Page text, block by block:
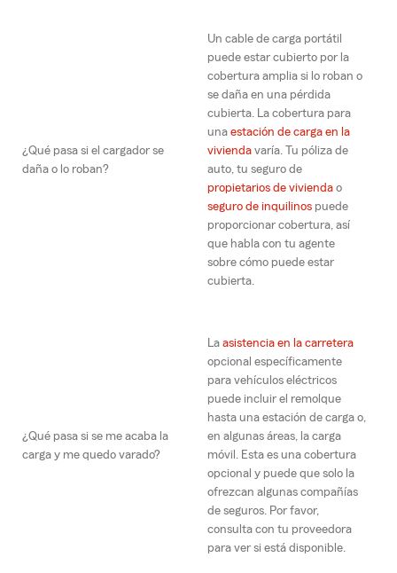
¿Qué pasa si el cargador se
daña o lo roban?
Un cable de carga portátil
puede estar cubierto por la
cobertura amplia si lo roban o
se daña en una pérdida
cubierta. La cobertura para
una estación de carga en la
vivienda varía. Tu póliza de
auto, tu seguro de
propietarios de vivienda o
seguro de inquilinos puede
proporcionar cobertura, así
que habla con tu agente
sobre cómo puede estar
cubierta.
¿Qué pasa si se me acaba la
carga y me quedo varado?
La asistencia en la carretera
opcional específicamente
para vehículos eléctricos
puede incluir el remolque
hasta una estación de carga o,
en algunas áreas, la carga
móvil. Esta es una cobertura
opcional y puede que solo la
ofrezcan algunas compañías
de seguros. Por favor,
consulta con tu proveedora
para ver si está disponible.